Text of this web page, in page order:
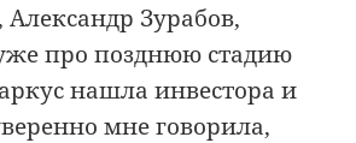
Зурабов,
про позднюю стадию
нашла инвестора и
мне говорила,